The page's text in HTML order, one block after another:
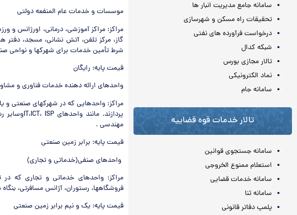
سامانه جامع مدیریت انبار ها
تحقیقات راه مسکن و شهرسازی
درخواست فرآورده های نفتی
شبکه کدال
تالار مجازی بورس
نماد الکترونیکی
سامانه جام
تالار خدمات قوه قضاییه
سامانه جستجوی قوانین
استعلام ممنوع الخروجی
سامانه خدمات قضایی
سامانه ثنا
پلمپ دفاتر قانونی
موسسات و خدمات عام المنفعه دولتی
مراکز: مراکز آموزشی، درمانی، اورژانس و
گاز، مرکز تلفن، آتش نشانی، مسجد،
شرط تأمین خدمات برای شهرکها و نواحی
قیمت پایه: رایگان
واحدهای ارائه دهنده خدمات فناوری و
مراکز: واحدهایی که در شهرکهای صنعتی و
پردازند. مانند واحدهای
IT،ICT، ISP
وسایر
مهندسی .
قیمت پایه: برابر زمین صنعتی
واحدهای صنفی(خدماتی و تجاری)
مراکز: واحدهای خدماتی و تجاری که در
فروشگاهها، رستوران، آژانس مسافرتی،
قیمت پایه: یک و نیم برابر زمین صنعتی